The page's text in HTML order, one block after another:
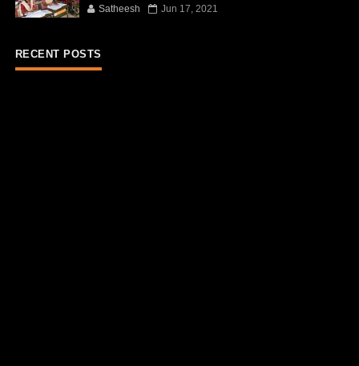
Satheesh Jun 17, 2021
RECENT POSTS